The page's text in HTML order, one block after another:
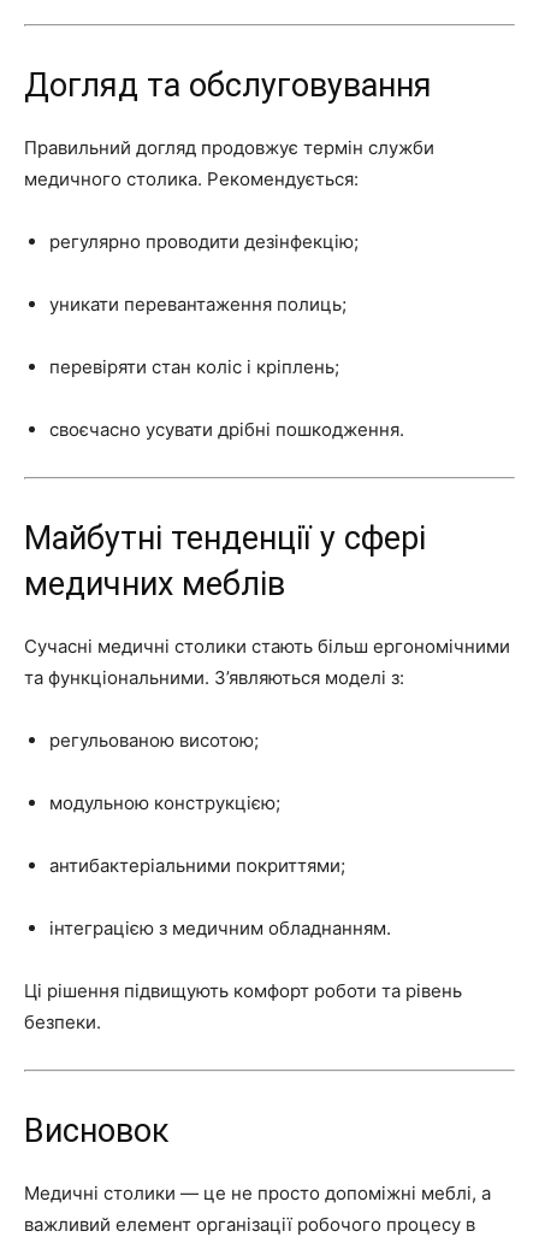
Догляд та обслуговування
Правильний догляд продовжує термін служби
медичного столика. Рекомендується:
регулярно проводити дезінфекцію;
уникати перевантаження полиць;
перевіряти стан коліс і кріплень;
своєчасно усувати дрібні пошкодження.
Майбутні тенденції у сфері
медичних меблів
Сучасні медичні столики стають більш ергономічними
та функціональними. З’являються моделі з:
регульованою висотою;
модульною конструкцією;
антибактеріальними покриттями;
інтеграцією з медичним обладнанням.
Ці рішення підвищують комфорт роботи та рівень
безпеки.
Висновок
Медичні столики — це не просто допоміжні меблі, а
важливий елемент організації робочого процесу в